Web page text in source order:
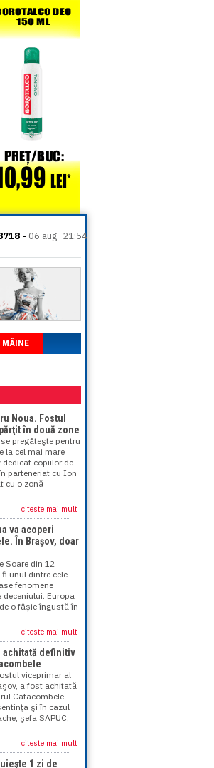
- 06 aug 21:54
MÂINE
Noua. Fostul
în două zone
pregăteşte pentru
la cel mai mare
copiilor de
parteneriat cu Ion
cu o zonă
citeste mai mult
va acoperi
În Brașov, doar
Soare din 12
unul dintre cele
fenomene
deceniului. Europa
o fâșie îngustă în
citeste mai mult
achitată definitiv
viceprimar al
a fost achitată
Catacombele.
şi în cazul
şefa SAPUC,
citeste mai mult
1 zi de